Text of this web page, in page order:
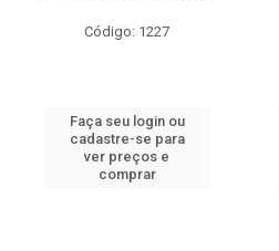
Código: 1227
Faça seu login ou
cadastre-se para
ver preços e
comprar